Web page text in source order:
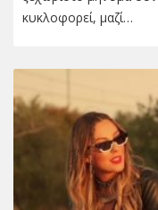
κυκλοφορεί, μαζί…